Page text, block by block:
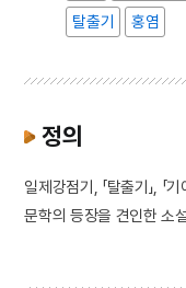
탈출기
홍염
정의
일제강점기, 「탈출기」, 「
문학의 등장을 견인한 소